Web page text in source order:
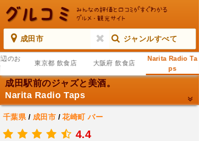
成田市 ジャンルすべて
のお
東京都 飲食店 大阪府 飲食店
Narita Radio Ta
ps
成田駅前のジャズと美酒。
Narita Radio Taps
千葉県 / 成田市 /花崎町 バー
4.4